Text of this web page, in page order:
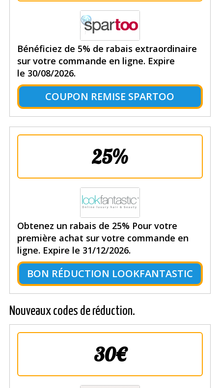
Bénéficiez de 5% de rabais extraordinaire
sur votre commande en ligne. Expire
le 30/08/2026.
COUPON REMISE SPARTOO
25%
Obtenez un rabais de 25% Pour votre
première achat sur votre commande en
ligne. Expire le 31/12/2026.
BON RÉDUCTION LOOKFANTASTIC
Nouveaux codes de réduction.
30€